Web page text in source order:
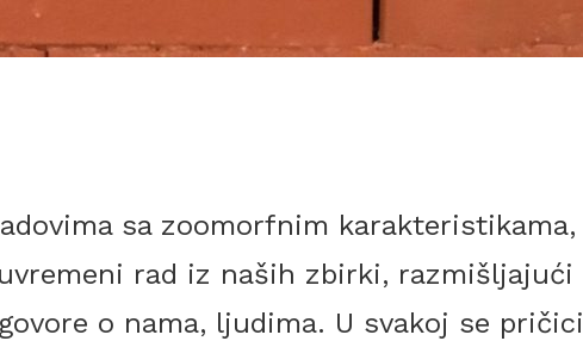
sa zoomorfnim karakteristikama,
rad iz naših zbirki, razmišljajući
o nama, ljudima. U svakoj se pričici